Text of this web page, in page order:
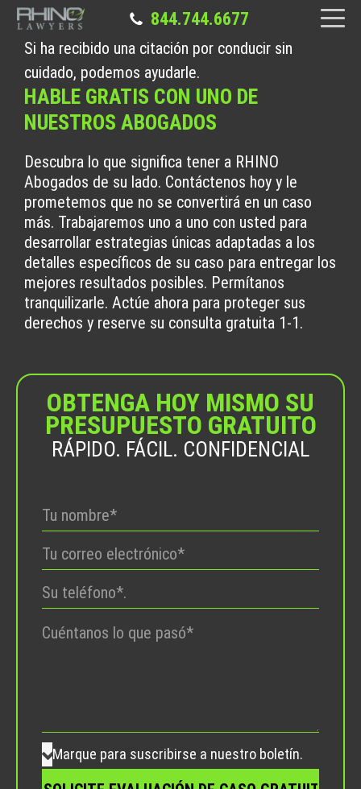
844.744.6677
Si ha recibido una citación por conducir sin
cuidado, podemos ayudarle.
HABLE GRATIS CON UNO DE
NUESTROS ABOGADOS
Descubra lo que significa tener a RHINO
Abogados de su lado. Contáctenos hoy y le
prometemos que no se convertirá en un caso
más. Trabajaremos uno a uno con usted para
desarrollar estrategias únicas adaptadas a los
detalles específicos de su caso para entregar los
mejores resultados posibles. Permítanos
tranquilizarle. Actúe ahora para proteger sus
derechos y reserve su consulta gratuita 1-1.
OBTENGA HOY MISMO SU
PRESUPUESTO GRATUITO
RÁPIDO. FÁCIL. CONFIDENCIAL
Por
Marque para suscribirse a nuestro boletín.